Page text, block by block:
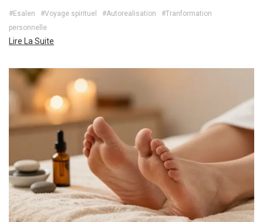
#Esalen #Voyage spirituel #Autorealisation
#Tranformation
personnelle
Lire La Suite